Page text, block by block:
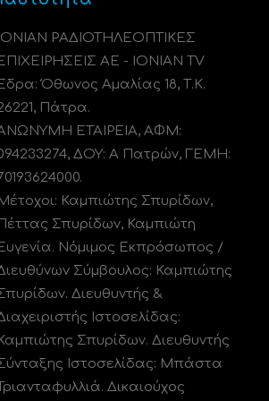
ΙΟΝΙΑΝ ΡΑΔΙΟΤΗΛΕΟΠΤΙΚΕΣ
ΕΠΙΧΕΙΡΗΣΕΙΣ ΑΕ - IONIAN TV
Όθωνος Αμαλίας 18, Τ.Κ.
Πάτρα.
ΕΤΑΙΡΕΙΑ, ΑΦΜ:
ΔΟΥ: A Πατρών, ΓΕΜΗ:
Μέτοχοι: Καμπιώτης Σπυρίδων,
Πέττας Σπυρίδων, Καμπιώτη
Ευγενία. Νόμιμος Εκπρόσωπος /
Σύμβουλος: Καμπιώτης
Διευθυντής &
Ιστοσελίδας:
Καμπιώτης Σπυρίδων. Διευθυντής
Ιστοσελίδας: Μπάστα
Δικαιούχος